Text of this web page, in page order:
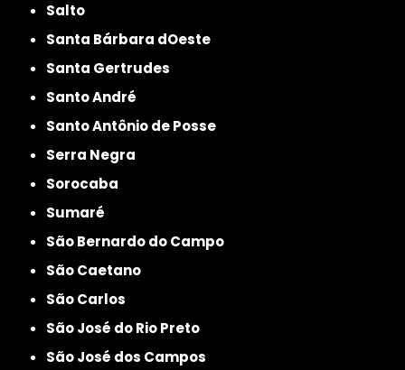
Salto
Santa Bárbara dOeste
Santa Gertrudes
Santo André
Santo Antônio de Posse
Serra Negra
Sorocaba
Sumaré
São Bernardo do Campo
São Caetano
São Carlos
São José do Rio Preto
São José dos Campos